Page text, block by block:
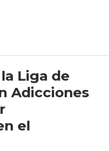
Liga de
Adicciones
el